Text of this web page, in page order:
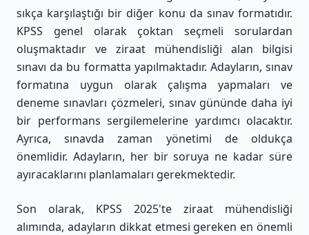
sıkça karşılaştığı bir diğer konu da sınav formatıdır.
KPSS genel olarak çoktan seçmeli sorulardan
oluşmaktadır ve ziraat mühendisliği alan bilgisi
sınavı da bu formatta yapılmaktadır. Adayların, sınav
formatına uygun olarak çalışma yapmaları ve
deneme sınavları çözmeleri, sınav gününde daha iyi
bir performans sergilemelerine yardımcı olacaktır.
Ayrıca, sınavda zaman yönetimi de oldukça
önemlidir. Adayların, her bir soruya ne kadar süre
ayıracaklarını planlamaları gerekmektedir.
Son olarak, KPSS 2025'te ziraat mühendisliği
alımında, adayların dikkat etmesi gereken en önemli